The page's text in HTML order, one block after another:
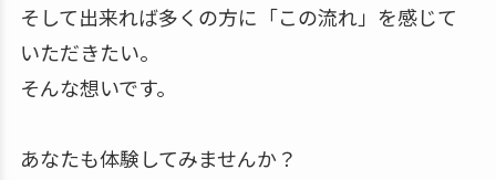
そして出来れば多くの方に「この流れ」を感じて
いただきたい。
そんな想いです。
あなたも体験してみませんか？